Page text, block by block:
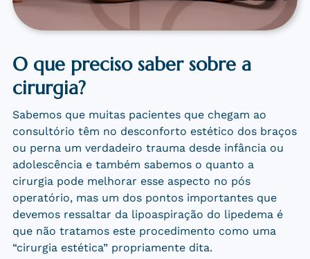
O que preciso saber sobre a
cirurgia?
Sabemos que muitas pacientes que chegam ao
consultório têm no desconforto estético dos braços
ou perna um verdadeiro trauma desde infância ou
adolescência e também sabemos o quanto a
cirurgia pode melhorar esse aspecto no pós
operatório, mas um dos pontos importantes que
devemos ressaltar da lipoaspiração do lipedema é
que não tratamos este procedimento como uma
“cirurgia estética” propriamente dita.